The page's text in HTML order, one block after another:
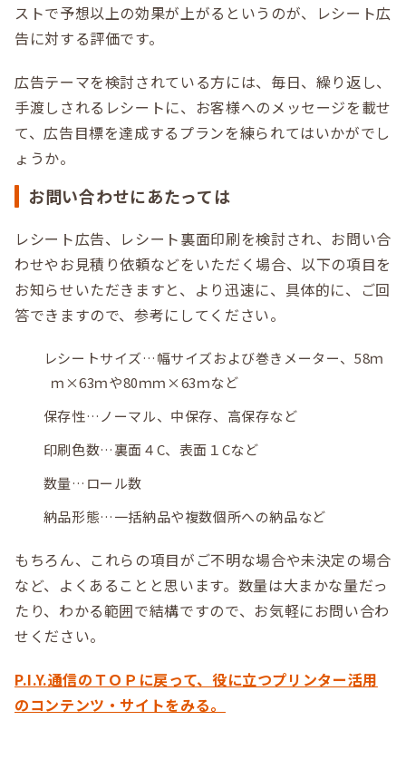
ストで予想以上の効果が上がるというのが、レシート広
告に対する評価です。
広告テーマを検討されている方には、毎日、繰り返し、
手渡しされるレシートに、お客様へのメッセージを載せ
て、広告目標を達成するプランを練られてはいかがでし
ょうか。
お問い合わせにあたっては
レシート広告、レシート裏面印刷を検討され、お問い合
わせやお見積り依頼などをいただく場合、以下の項目を
お知らせいただきますと、より迅速に、具体的に、ご回
答できますので、参考にしてください。
レシートサイズ…幅サイズおよび巻きメーター、58ｍ
ｍ×63ｍや80ｍｍ×63ｍなど
保存性…ノーマル、中保存、高保存など
印刷色数…裏面４C、表面１Cなど
数量…ロール数
納品形態…一括納品や複数個所への納品など
もちろん、これらの項目がご不明な場合や未決定の場合
など、よくあることと思います。数量は大まかな量だっ
たり、わかる範囲で結構ですので、お気軽にお問い合わ
せください。
P.I.Y.通信のＴＯＰに戻って、役に立つプリンター活用
のコンテンツ・サイトをみる。